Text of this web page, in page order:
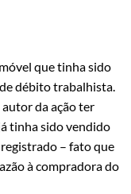
que tinha sido
débito trabalhista.
da ação ter
tinha sido vendido
– fato que
à compradora do